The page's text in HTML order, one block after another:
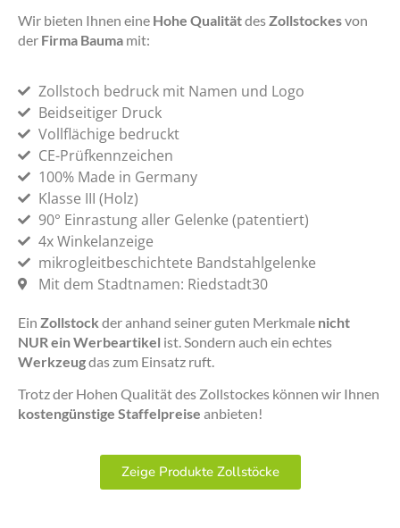
Wir bieten Ihnen eine Hohe Qualitätdes Zollstockesvon
der Firma Bauma mit:
Zollstoch bedruck mit Namen und Logo
Beidseitiger Druck
Vollflächige bedruckt
CE-Prüfkennzeichen
100% Made in Germany
Klasse III (Holz)
90° Einrastung aller Gelenke (patentiert)
4x Winkelanzeige
mikrogleitbeschichtete Bandstahlgelenke
Mit dem Stadtnamen: Riedstadt30
Ein Zollstock der anhand seiner guten Merkmale nicht
NUR ein Werbeartikel ist. Sondern auch ein echtes
Werkzeugdas zum Einsatz ruft.
Trotz der Hohen Qualität des Zollstockes können wir Ihnen
kostengünstige Staffelpreise anbieten!
Zeige Produkte Zollstöcke